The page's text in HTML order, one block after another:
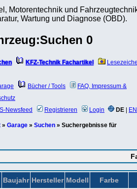
Motorentechnik und
Wartung und Diagnose (OBD).
0
KFZ-Technik Fachartikel
Bücher / Tools
FAQ, Impressum &
Newsfeed
Registrieren Login DE EN
» Garage » Suchen » Suchergebnisse für
Baujahr Hersteller Modell Farbe